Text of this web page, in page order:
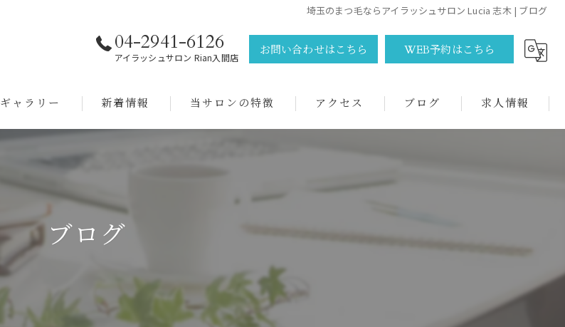
埼玉のまつ毛ならアイラッシュサロン Lucia 志木 | ブログ
04-2941-6126
アイラッシュサロン Rian入間店
お問い合わせはこちら WEB予約はこちら
ギャラリー 新着情報 当サロンの特徴 アクセス
アイラッシュサロン Rian入間店
マツエク＆ネイルサロン MAQUIA所沢プロペ通り店
ブログ 求人情報
ブログ